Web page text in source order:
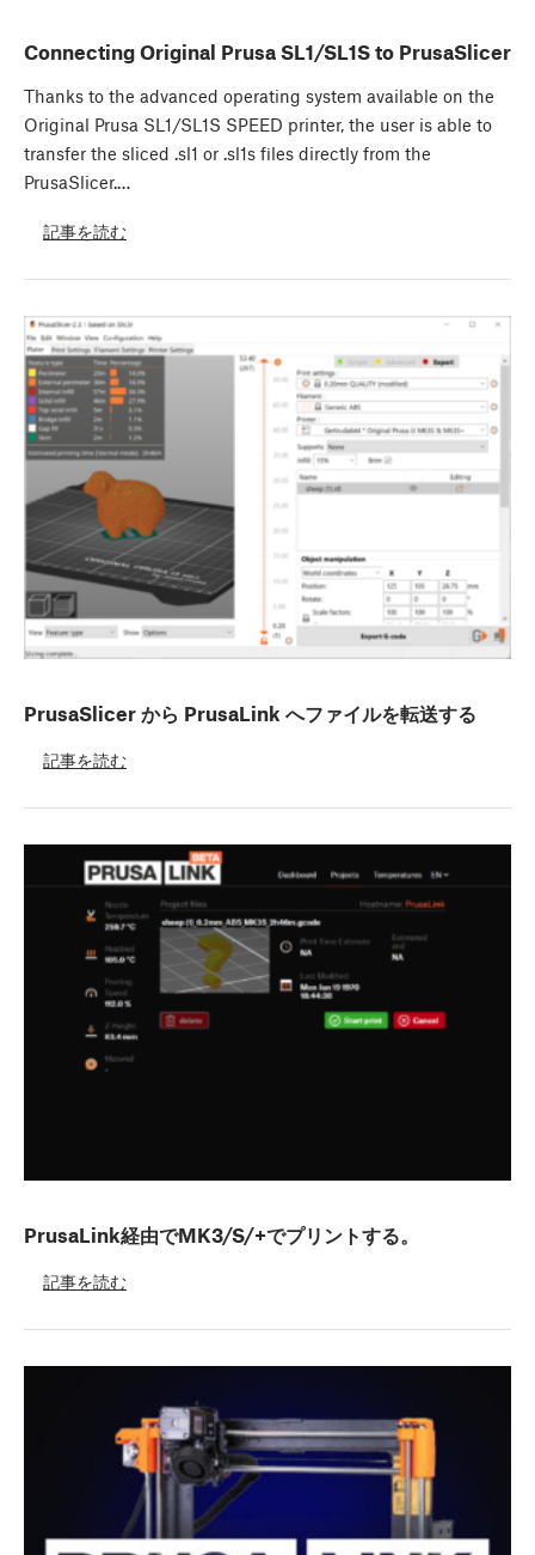
Connecting Original Prusa SL1/SL1S to PrusaSlicer
Thanks to the advanced operating system available on the
Original Prusa SL1/SL1S SPEED printer, the user is able to
transfer the sliced .sl1 or .sl1s files directly from the
PrusaSlicer.…
記事を読む
PrusaSlicer から PrusaLink へファイルを転送する
記事を読む
PrusaLink経由でMK3/S/+でプリントする。
記事を読む